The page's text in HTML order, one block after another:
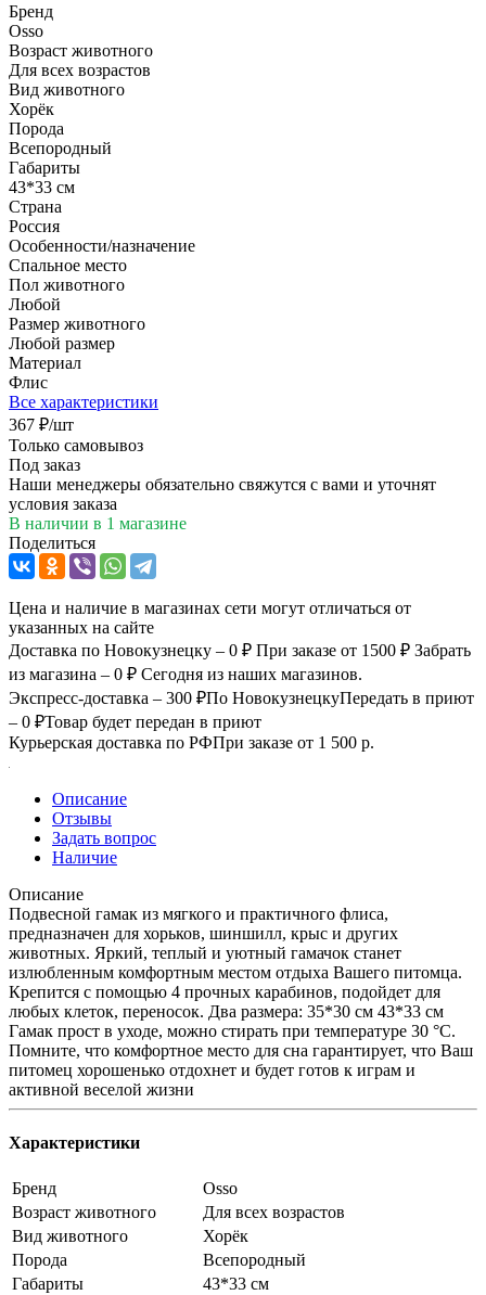
Бренд
Osso
Возраст животного
Для всех возрастов
Вид животного
Хорёк
Порода
Всепородный
Габариты
43*33 см
Страна
Россия
Особенности/назначение
Спальное место
Пол животного
Любой
Размер животного
Любой размер
Материал
Флис
Все характеристики
367 ₽/шт
Только самовывоз
Под заказ
Наши менеджеры обязательно свяжутся с вами и уточнят
условия заказа
В наличии в 1 магазине
Поделиться
Цена и наличие в магазинах сети могут отличаться от
указанных на сайте
Доставка по Новокузнецку – 0 ₽ При заказе от 1500 ₽ Забрать
из магазина – 0 ₽ Сегодня из наших магазинов.
Экспресс-доставка – 300 ₽По НовокузнецкуПередать в приют
– 0 ₽Товар будет передан в приют
Курьерская доставка по РФПри заказе от 1 500 р.
Описание
Отзывы
Задать вопрос
Наличие
Описание
Подвесной гамак из мягкого и практичного флиса,
предназначен для хорьков, шиншилл, крыс и других
животных. Яркий, теплый и уютный гамачок станет
излюбленным комфортным местом отдыха Вашего питомца.
Крепится с помощью 4 прочных карабинов, подойдет для
любых клеток, переносок. Два размера: 35*30 см 43*33 см
Гамак прост в уходе, можно стирать при температуре 30 °C.
Помните, что комфортное место для сна гарантирует, что Ваш
питомец хорошенько отдохнет и будет готов к играм и
активной веселой жизни
Характеристики
Бренд
Osso
Возраст животного
Для всех возрастов
Вид животного
Хорёк
Порода
Всепородный
Габариты
43*33 см